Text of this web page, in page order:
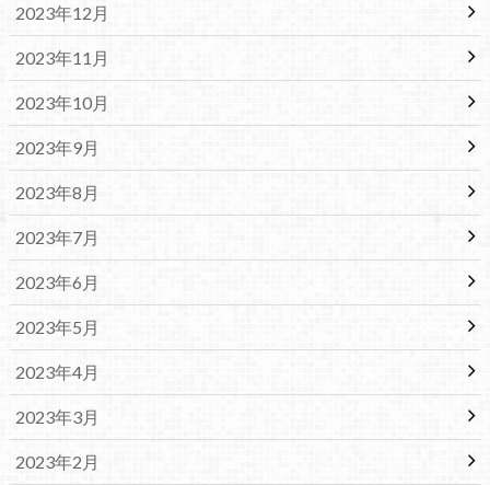
2023年12月
2023年11月
2023年10月
2023年9月
2023年8月
2023年7月
2023年6月
2023年5月
2023年4月
2023年3月
2023年2月